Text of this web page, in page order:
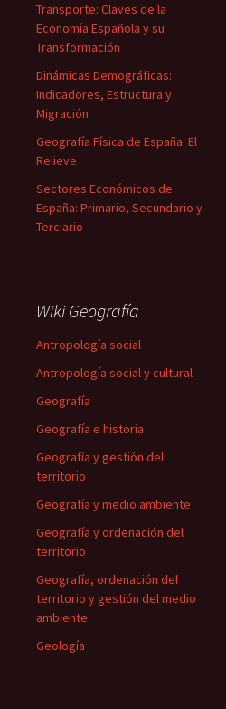
Transporte: Claves de la
Economía Española y su
Transformación
Dinámicas Demográficas:
Indicadores, Estructura y
Migración
Geografía Física de España: El
Relieve
Sectores Económicos de
España: Primario, Secundario y
Terciario
Wiki Geografía
Antropología social
Antropología social y cultural
Geografía
Geografía e historia
Geografía y gestión del
territorio
Geografía y medio ambiente
Geografía y ordenación del
territorio
Geografía, ordenación del
territorio y gestión del medio
ambiente
Geología